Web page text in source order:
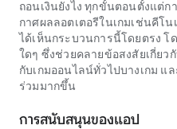
ถอนเงินยังไง ทุกขั้นตอนตั้งแต่ก
กาศผลลอตเตอรีในเกมเช่นคีโ
ได้เห็นกระบวนการนี้โดยตรง
ใดๆ ซึ่งช่วยคลายข้อสงสัยเกี่ยว
กับเกมออนไลน์ทั่วไปบางเกม แ
ร่วมมากขึ้น
การสนับสนุนของแอป